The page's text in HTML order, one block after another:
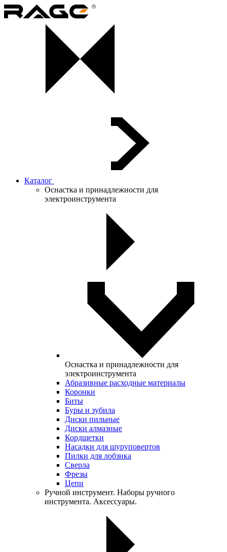
Каталог
Оснастка и принадлежности для
электроинструмента
Оснастка и принадлежности для
электроинструмента
Абразивные расходные материалы
Коронки
Биты
Буры и зубила
Диски пильные
Диски алмазные
Кордщетки
Насадки для шуруповертов
Пилки для лобзика
Сверла
Фрезы
Цепи
Ручной инструмент. Наборы ручного
инструмента. Аксессуары.